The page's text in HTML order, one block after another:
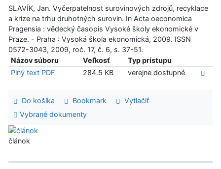
SLAVÍK, Jan. Vyčerpatelnost surovinových zdrojů, recyklace
a krize na trhu druhotných surovin. In Acta oeconomica
Pragensia : vědecký časopis Vysoké školy ekonomické v
Praze. - Praha : Vysoká škola ekonomická, 2009. ISSN
0572-3043, 2009, roč. 17, č. 6, s. 37-51.
Názov súboru
Veľkosť
Typ prístupu
Plný text PDF
284.5 KB verejne dostupné
Do košíka Bookmark
Vytlačiť
Vybrané dokumenty
článok